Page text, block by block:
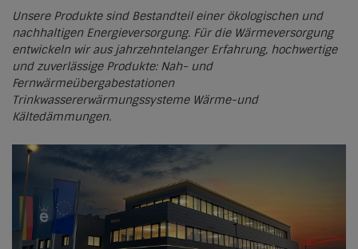
Wärmespeicher
Brannenburg
Cölbe
Fernwald
Homberg (Ohm)
Kolbermoor
Oberaudorf
Olbersdorf
Pressestimmen
Fachmagazin
Veranstaltungen
Unsere Produkte sind Bestandteil einer ökologischen und
nachhaltigen Energieversorgung. Für die Wärmeversorgung
entwickeln wir aus jahrzehntelanger Erfahrung, hochwertige
und zuverlässige Produkte: Nah- und
Fernwärmeübergabestationen
Trinkwassererwärmungssysteme Wärme-und
Kältedämmungen.